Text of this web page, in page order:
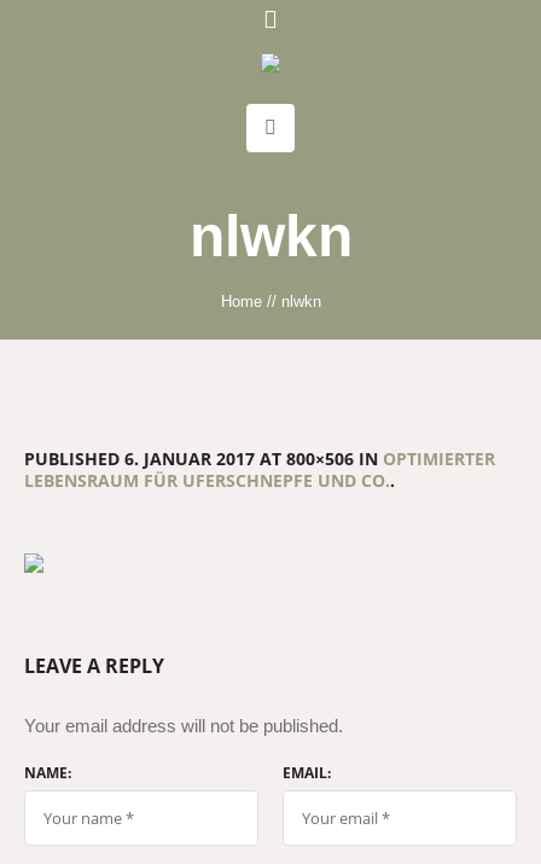
nlwkn
Home // nlwkn
PUBLISHED 6. JANUAR 2017 AT 800×506 IN OPTIMIERTER
LEBENSRAUM FÜR UFERSCHNEPFE UND CO..
LEAVE A REPLY
Your email address will not be published.
NAME: EMAIL: